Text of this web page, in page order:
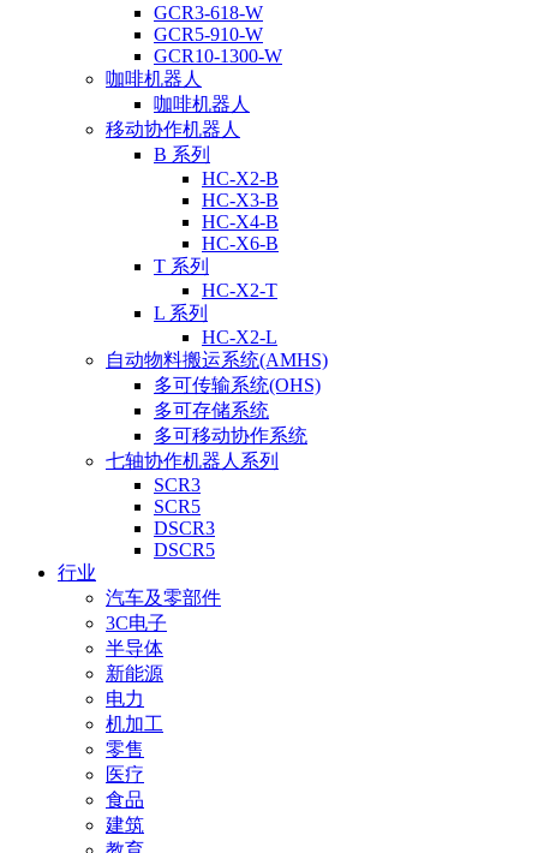
GCR3-618-W
GCR5-910-W
GCR10-1300-W
咖啡机器人
咖啡机器人
移动协作机器人
B 系列
HC-X2-B
HC-X3-B
HC-X4-B
HC-X6-B
T 系列
HC-X2-T
L 系列
HC-X2-L
自动物料搬运系统(AMHS)
多可传输系统(OHS)
多可存储系统
多可移动协作系统
七轴协作机器人系列
SCR3
SCR5
DSCR3
DSCR5
行业
汽车及零部件
3C电子
半导体
新能源
电力
机加工
零售
医疗
食品
建筑